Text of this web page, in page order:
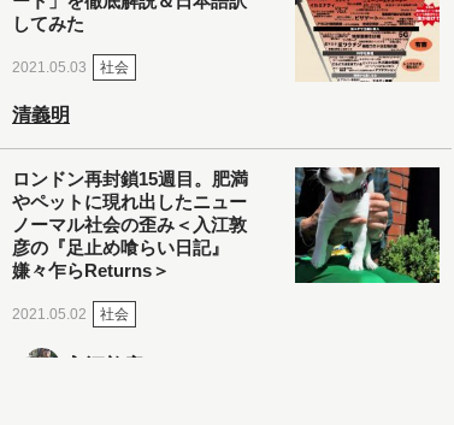
してみた
2021.05.03 社会
清義明
ロンドン再封鎖15週目。肥満
やペットに現れ出したニュー
ノーマル社会の歪み＜入江敦
彦の『足止め喰らい日記』
嫌々乍らReturns＞
2021.05.02 社会